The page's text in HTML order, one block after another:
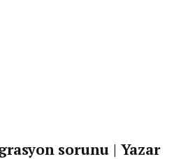
sorunu | Yazar